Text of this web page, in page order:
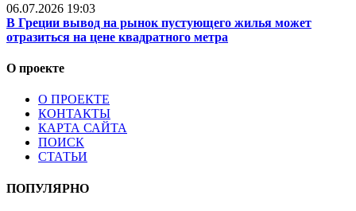
06.07.2026 19:03
В Греции вывод на рынок пустующего жилья может
отразиться на цене квадратного метра
О проекте
О ПРОЕКТЕ
КОНТАКТЫ
КАРТА САЙТА
ПОИСК
СТАТЬИ
ПОПУЛЯРНО